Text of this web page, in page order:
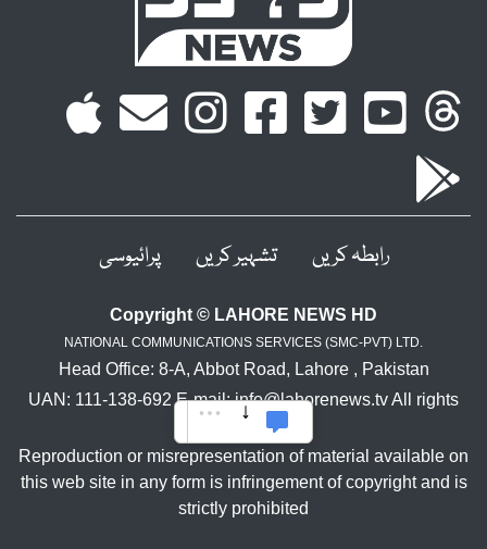
رابطہ کریں تشہیر کریں پرائیوسی
Copyright © LAHORE NEWS HD
NATIONAL COMMUNICATIONS SERVICES (SMC-PVT) LTD.
Head Office: 8-A, Abbot Road, Lahore , Pakistan
UAN: 111-138-692 E-mail: info@lahorenews.tv All rights
reserved.
Reproduction or misrepresentation of material available on
this web site in any form is infringement of copyright and is
strictly prohibited